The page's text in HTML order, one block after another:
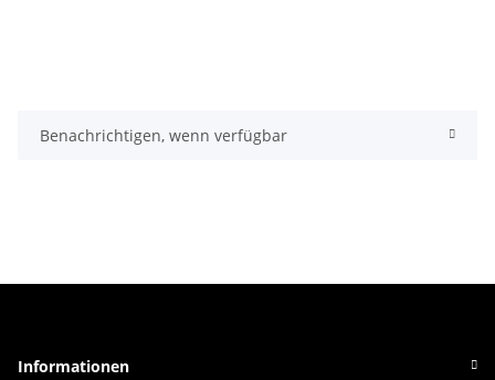
Benachrichtigen, wenn verfügbar
Informationen